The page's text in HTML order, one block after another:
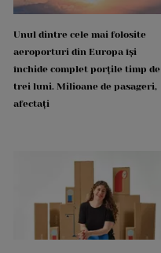
Unul dintre cele mai folosite
aeroporturi din Europa își
închide complet porțile timp de
trei luni. Milioane de pasageri,
afectați